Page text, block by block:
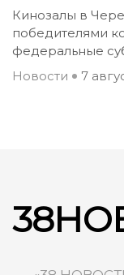
Кинозалы в
победителями
федеральные
Новости
7